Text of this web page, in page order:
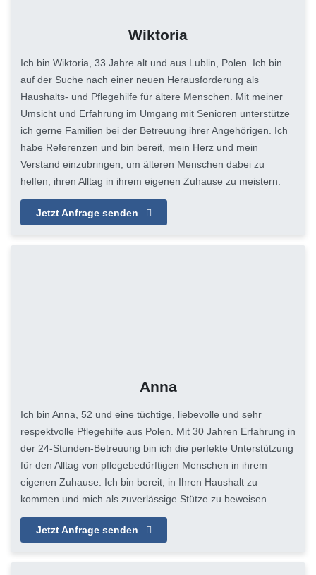
Wiktoria
Ich bin Wiktoria, 33 Jahre alt und aus Lublin, Polen. Ich bin
auf der Suche nach einer neuen Herausforderung als
Haushalts- und Pflegehilfe für ältere Menschen. Mit meiner
Umsicht und Erfahrung im Umgang mit Senioren unterstütze
ich gerne Familien bei der Betreuung ihrer Angehörigen. Ich
habe Referenzen und bin bereit, mein Herz und mein
Verstand einzubringen, um älteren Menschen dabei zu
helfen, ihren Alltag in ihrem eigenen Zuhause zu meistern.
Jetzt Anfrage senden
Anna
Ich bin Anna, 52 und eine tüchtige, liebevolle und sehr
respektvolle Pflegehilfe aus Polen. Mit 30 Jahren Erfahrung in
der 24-Stunden-Betreuung bin ich die perfekte Unterstützung
für den Alltag von pflegebedürftigen Menschen in ihrem
eigenen Zuhause. Ich bin bereit, in Ihren Haushalt zu
kommen und mich als zuverlässige Stütze zu beweisen.
Jetzt Anfrage senden